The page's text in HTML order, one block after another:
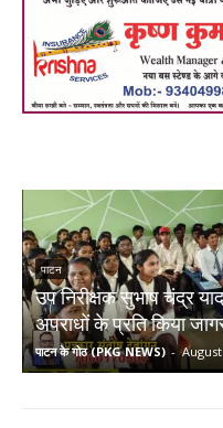
पाटन
उप निरीक्षक सुभाष चंद्र
अपराधों के प्रति किया
पाटन के गोठ (PKG NEWS) -